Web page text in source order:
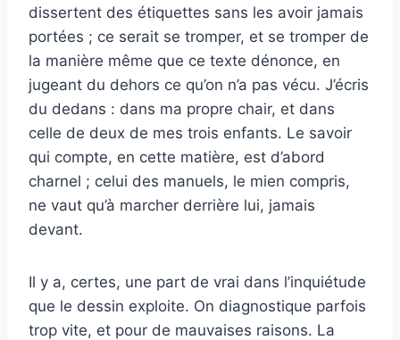
dissertent des étiquettes sans les avoir jamais
portées ; ce serait se tromper, et se tromper de
la manière même que ce texte dénonce, en
jugeant du dehors ce qu’on n’a pas vécu. J’écris
du dedans : dans ma propre chair, et dans
celle de deux de mes trois enfants. Le savoir
qui compte, en cette matière, est d’abord
charnel ; celui des manuels, le mien compris,
ne vaut qu’à marcher derrière lui, jamais
devant.
Il y a, certes, une part de vrai dans l’inquiétude
que le dessin exploite. On diagnostique parfois
trop vite, et pour de mauvaises raisons. La